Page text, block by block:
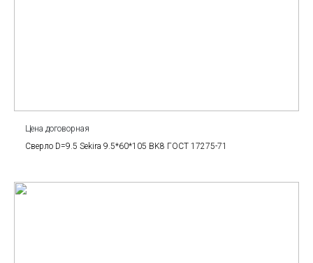
Цена договорная
Сверло D=9.5 Sekira 9.5*60*105 BK8 ГОСТ 17275-71